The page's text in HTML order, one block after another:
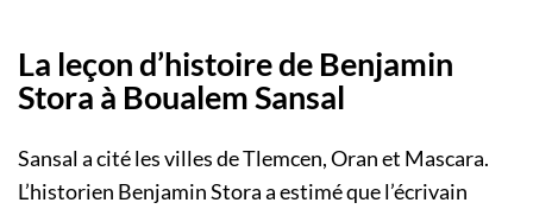
La leçon d’histoire de Benjamin
Stora à Boualem Sansal
Sansal a cité les villes de Tlemcen, Oran et Mascara.
L’historien Benjamin Stora a estimé que l’écrivain